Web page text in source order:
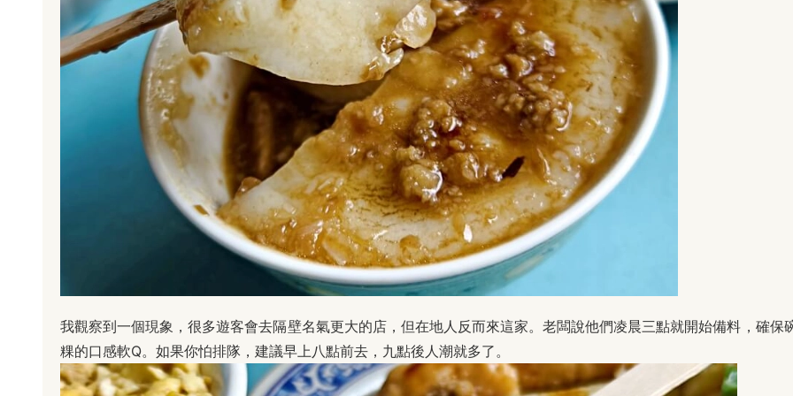
我觀察到一個現象，很多遊客會去隔壁名氣更大的店，但在地人反而來這家。老闆說他們凌晨三點就開始備料，確保
粿的口感軟Q。如果你怕排隊，建議早上八點前去，九點後人潮就多了。